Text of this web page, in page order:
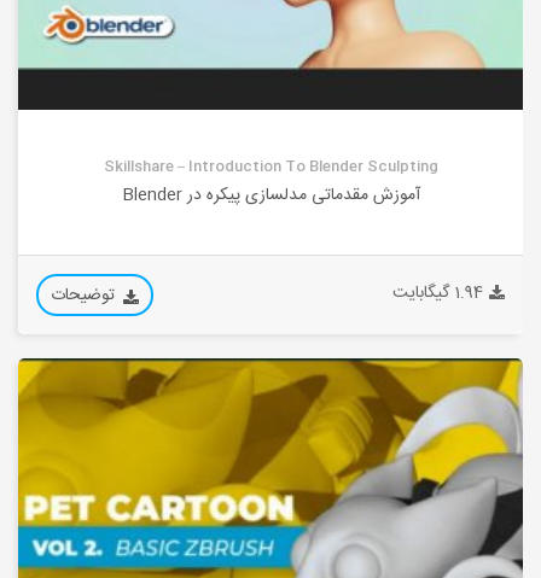
Skillshare – Introduction To Blender Sculpting
آموزش مقدماتی مدلسازی پیکره در Blender
1.94 گیگابایت توضیحات